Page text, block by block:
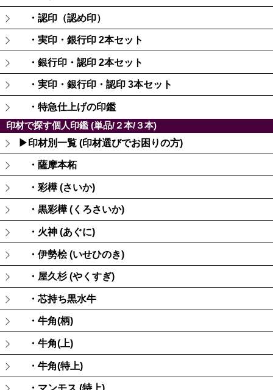
・認印（認め印）
・実印・銀行印 2本セット
・銀行印・認印 2本セット
・実印・銀行印・認印 3本セット
・特急仕上げの印鑑
印材で探す個人印鑑 (単品/２本/３本)
▶印材別一覧 (印材選びでお困りの方)
・薩摩本柘
・彩樺 (さいか)
・黒彩樺 (くろさいか)
・火神 (あぐに)
・伊勢桧 (いせひのき)
・屋久杉 (やくすぎ)
・芯持ち黒水牛
・牛角(柄)
・牛角(上)
・牛角(特上)